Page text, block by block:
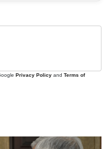
Tiêu dùng
Privacy Policy and Terms of